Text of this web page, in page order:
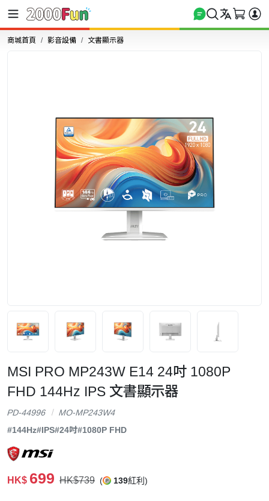
商城首頁 影音設備 文書顯示器
MSI PRO MP243W E14 24吋 1080P
FHD 144Hz IPS 文書顯示器
PD-44996
MO-MP243W4
#144Hz#IPS#24吋#1080P FHD
HK$ 699 HK$739 ( 139紅利)